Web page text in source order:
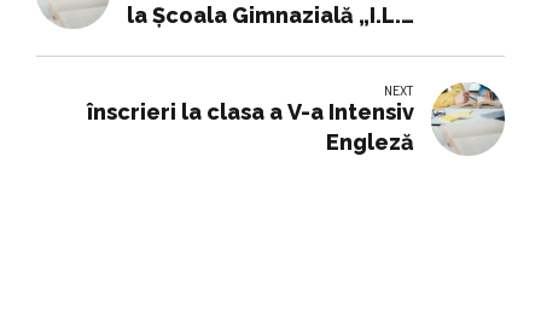
la Școala Gimnazială „I.L.
pe str. Vasile Alecsandri și str.
NEXT
înscrieri la clasa a V-a Intensiv
Engleză